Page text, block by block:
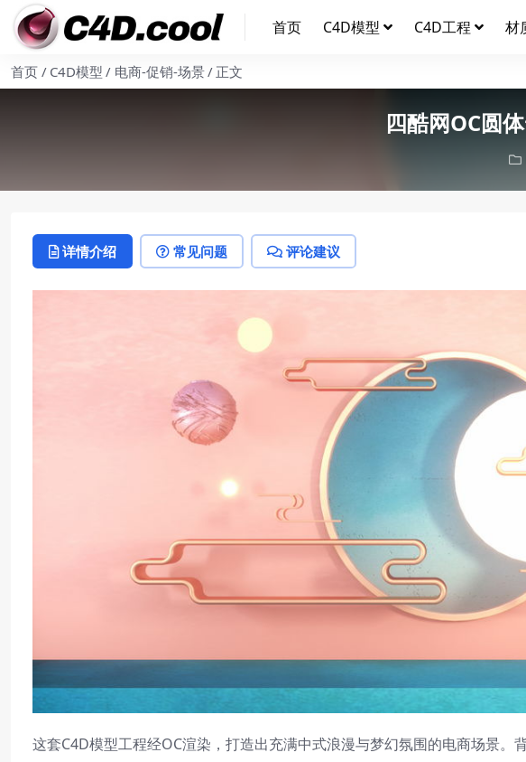
首页 C4D模型 C4D工程 材
首页 C4D模型 电商-促销-场景 正文
四酷网OC圆
详情介绍 常见问题 评论建议
这套C4D模型工程经OC渲染，打造出充满中式浪漫与梦幻氛围的电商场景